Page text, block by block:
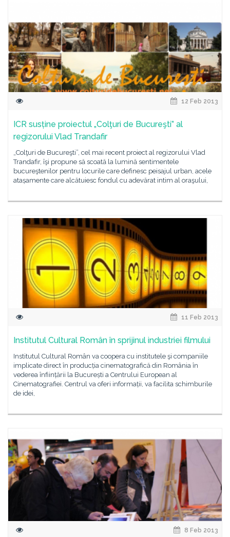
12 Feb 2013
ICR susține proiectul „Colţuri de Bucureşti” al
regizorului Vlad Trandafir
„Colţuri de Bucureşti”, cel mai recent proiect al regizorului Vlad
Trandafir, îşi propune să scoată la lumină sentimentele
bucureştenilor pentru locurile care definesc peisajul urban, acele
atașamente care alcătuiesc fondul cu adevărat intim al oraşului,
11 Feb 2013
Institutul Cultural Român în sprijinul industriei filmului
Institutul Cultural Român va coopera cu institutele şi companiile
implicate direct în producția cinematografică din România în
vederea înființării la București a Centrului European al
Cinematografiei. Centrul va oferi informații, va facilita schimburile
de idei,
8 Feb 2013